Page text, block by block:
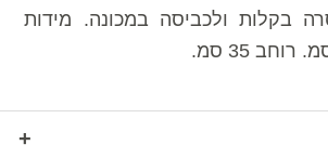
בקלות ולכביסה במכונה. מידות